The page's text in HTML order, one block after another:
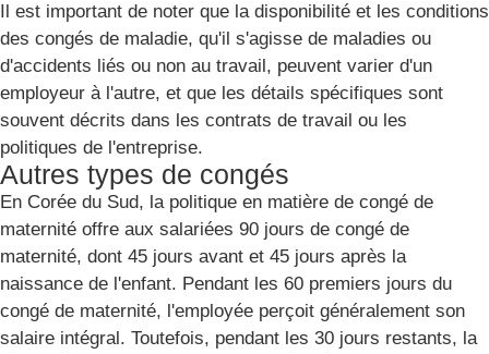
Il est important de noter que la disponibilité et les conditions
des congés de maladie, qu'il s'agisse de maladies ou
d'accidents liés ou non au travail, peuvent varier d'un
employeur à l'autre, et que les détails spécifiques sont
souvent décrits dans les contrats de travail ou les
politiques de l'entreprise.
Autres types de congés
En Corée du Sud, la politique en matière de congé de
maternité offre aux salariées 90 jours de congé de
maternité, dont 45 jours avant et 45 jours après la
naissance de l'enfant. Pendant les 60 premiers jours du
congé de maternité, l'employée perçoit généralement son
salaire intégral. Toutefois, pendant les 30 jours restants, la